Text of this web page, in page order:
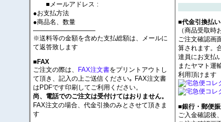
■メールアドレス :
●お支払方法
●商品名、数量
──────────────
※送料等の金額を含めた支払総額は、メールに
て返答致します
■FAX
ご注文の際は、 FAX注文書をプリントアウトし
て頂き、記入の上ご送信ください｡ FAX注文書
はPDFです印刷してご利用ください。
尚、電話でのご注文は受付けてはおりません。
FAX注文の場合、代金引換のみとさせて頂きま
す
■代金引換払い
（商品受取時
ご注文確認画
算されます。
達員にお支払
またヤマト運
利用頂けます
■銀行・郵便
ご入金確認後